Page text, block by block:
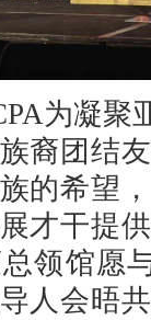
为凝聚
裔团结
的希望
才干提
领馆愿
人会晤